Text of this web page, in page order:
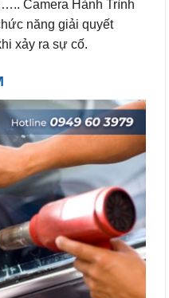
Camera Hành Trình
năng giải quyết
xảy ra sự cố.